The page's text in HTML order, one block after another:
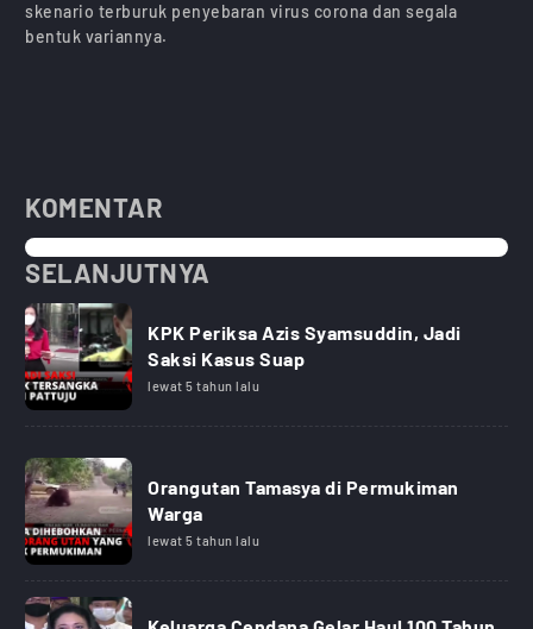
skenario terburuk penyebaran virus corona dan segala
bentuk variannya.
KOMENTAR
SELANJUTNYA
KPK Periksa Azis Syamsuddin, Jadi
Saksi Kasus Suap
lewat 5 tahun lalu
Orangutan Tamasya di Permukiman
Warga
lewat 5 tahun lalu